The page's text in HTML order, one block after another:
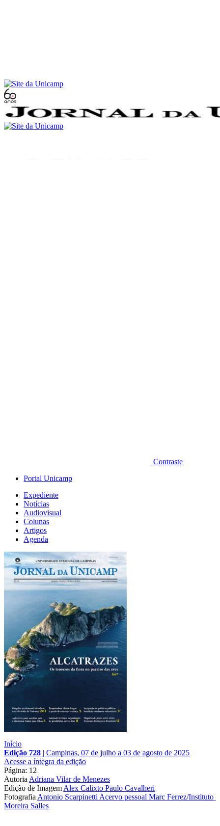
Contraste
Portal Unicamp
Expediente
Notícias
Audiovisual
Colunas
Artigos
Agenda
Início
Edição 728 | Campinas, 07 de julho a 03 de agosto de 2025
Acesse a íntegra da edição
Página: 12
Autoria Adriana Vilar de Menezes
Edição de Imagem Alex Calixto Paulo Cavalheri
Fotografia Antonio Scarpinetti Acervo pessoal Marc Ferrez/Instituto
Moreira Salles